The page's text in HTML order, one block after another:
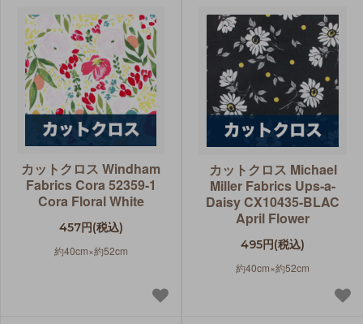
カットクロス Windham
Fabrics Cora 52359-1
Cora Floral White
457円(税込)
約40cm×約52cm
カットクロス Michael
Miller Fabrics Ups-a-
Daisy CX10435-BLAC
April Flower
495円(税込)
約40cm×約52cm